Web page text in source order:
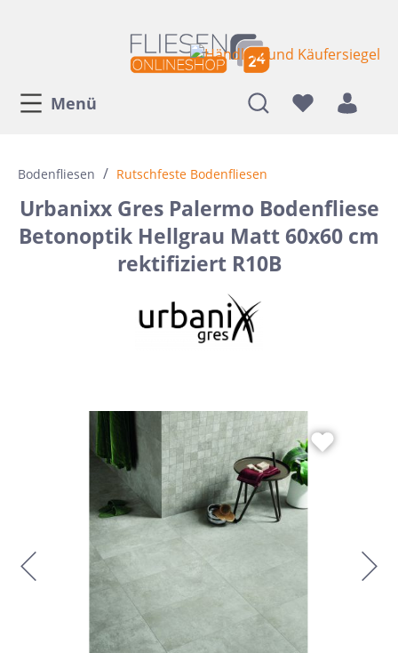
Menü
Bodenfliesen / Rutschfeste Bodenfliesen
Urbanixx Gres Palermo Bodenfliese
Betonoptik Hellgrau Matt 60x60 cm
rektifiziert R10B